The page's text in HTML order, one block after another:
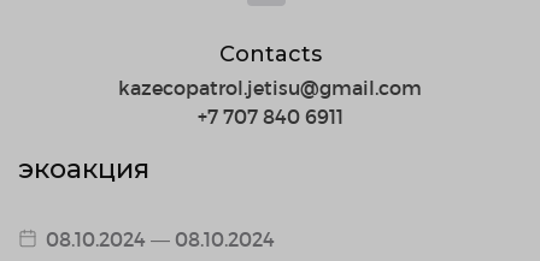
Contacts
kazecopatrol.jetisu@gmail.com
+7 707 840 6911
экоакция
08.10.2024 — 08.10.2024